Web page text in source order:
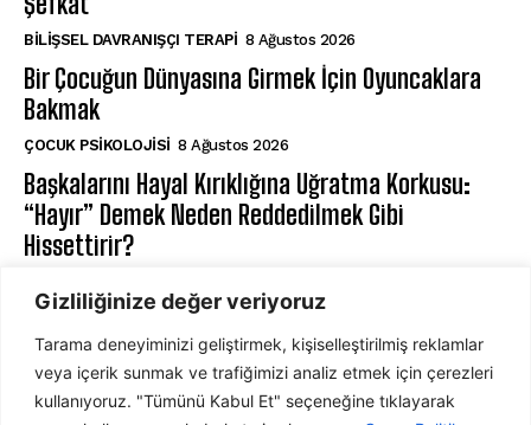
Gizliliğinize değer veriyoruz
Tarama deneyiminizi geliştirmek, kişiselleştirilmiş reklamlar
veya içerik sunmak ve trafiğimizi analiz etmek için çerezleri
kullanıyoruz. "Tümünü Kabul Et" seçeneğine tıklayarak
BILIŞSEL DAVRANIŞÇI TERAPI 8 Ağustos 2026
Bir Çocuğun Dünyasına Girmek İçin Oyuncaklara
Bakmak
ÇOCUK PSIKOLOJISI 8 Ağustos 2026
Başkalarını Hayal Kırıklığına Uğratma Korkusu:
“Hayır” Demek Neden Reddedilmek Gibi
Hissettirir?
ABONE OL